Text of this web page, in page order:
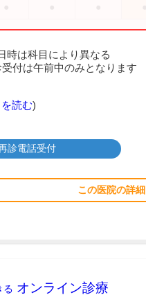
時は科目により異なる
付は午前中のみとなります
読む)
診電話受付
この医院の詳
る オンライン診療